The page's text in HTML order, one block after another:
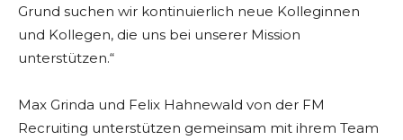
Grund suchen wir kontinuierlich neue Kolleginnen
und Kollegen, die uns bei unserer Mission
unterstützen.“
Max Grinda und Felix Hahnewald von der FM
Recruiting unterstützen gemeinsam mit ihrem Team